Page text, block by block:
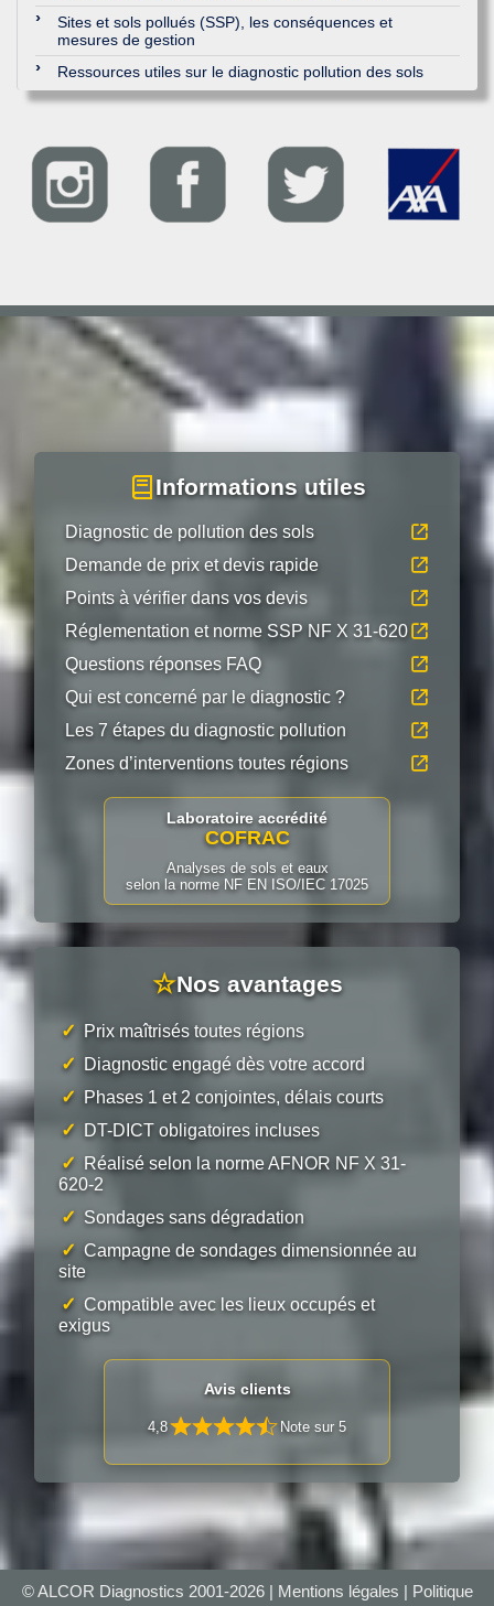
Sites et sols pollués (SSP), les conséquences et
mesures de gestion
Ressources utiles sur le diagnostic pollution des sols
Informations utiles
Diagnostic de pollution des sols
Demande de prix et devis rapide
Points à vérifier dans vos devis
Réglementation et norme SSP NF X 31-620
Questions réponses FAQ
Qui est concerné par le diagnostic ?
Les 7 étapes du diagnostic pollution
Zones d’interventions toutes régions
Laboratoire accrédité
COFRAC
Analyses de sols et eaux
selon la norme NF EN ISO/IEC 17025
☆Nos avantages
✓ Prix maîtrisés toutes régions
✓ Diagnostic engagé dès votre accord
✓ Phases 1 et 2 conjointes, délais courts
✓ DT-DICT obligatoires incluses
✓
Réalisé selon la norme AFNOR NF X 31-
620-2
✓ Sondages sans dégradation
✓ Campagne de sondages dimensionnée au
site
✓ Compatible avec les lieux occupés et
exigus
Avis clients
4,8 Note sur 5
© ALCOR Diagnostics 2001-2026 | Mentions légales | Politique